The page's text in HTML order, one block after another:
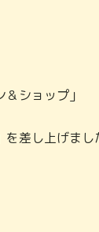
ショップ」
差し上げまし